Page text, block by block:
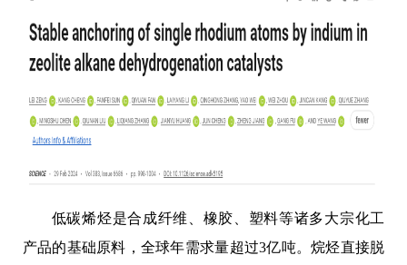
低碳烯烃是合成纤维、橡胶、塑料等诸多大宗化工
产品的基础原料，全球年需求量超过3亿吨。烷烃直接脱